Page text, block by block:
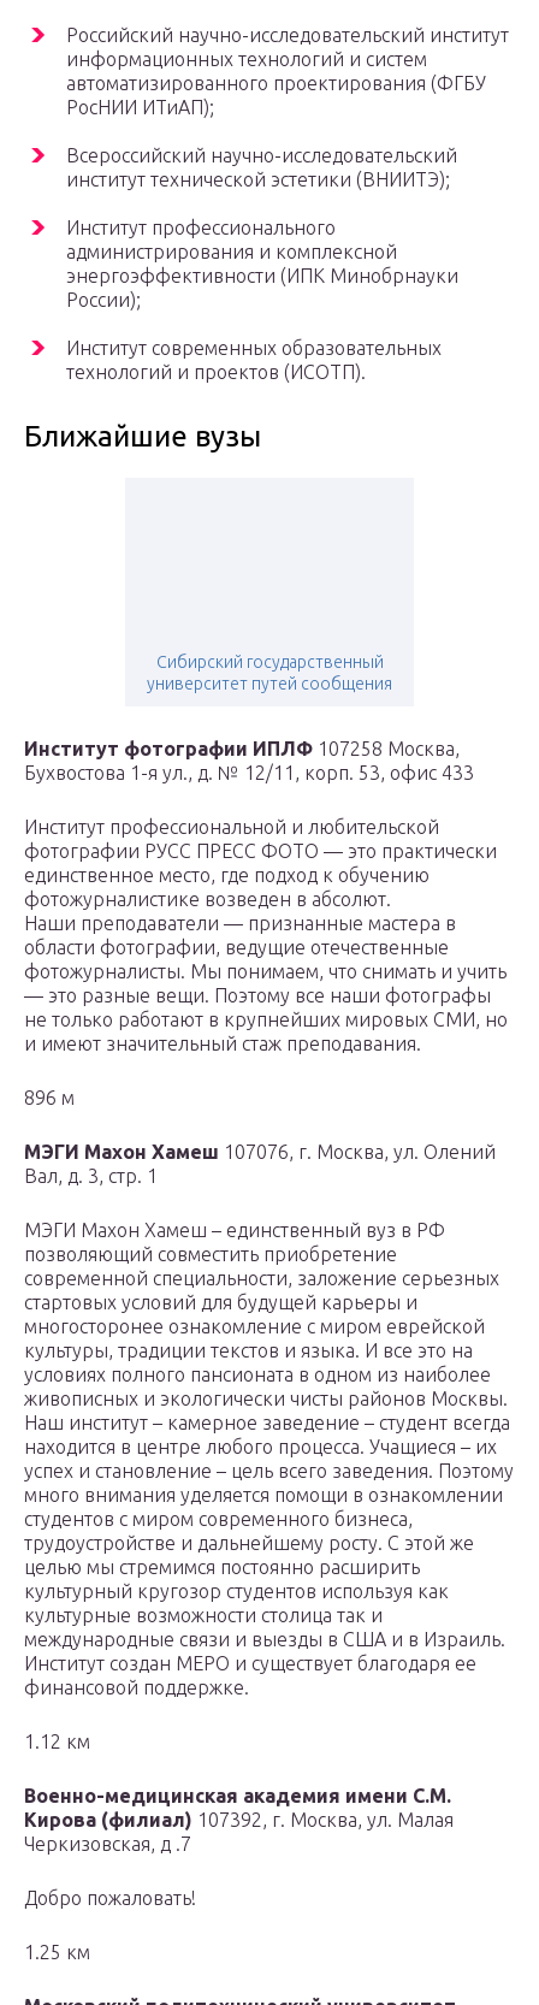
Российский научно-исследовательский институт
информационных технологий и систем
автоматизированного проектирования (ФГБУ
РосНИИ ИТиАП);
Всероссийский научно-исследовательский
институт технической эстетики (ВНИИТЭ);
Институт профессионального
администрирования и комплексной
энергоэффективности (ИПК Минобрнауки
России);
Институт современных образовательных
технологий и проектов (ИСОТП).
Ближайшие вузы
Сибирский государственный
университет путей сообщения
Институт фотографии ИПЛФ 107258 Москва,
Бухвостова 1-я ул., д. № 12/11, корп. 53, офис 433
Институт профессиональной и любительской
фотографии РУСС ПРЕСС ФОТО — это практически
единственное место, где подход к обучению
фотожурналистике возведен в абсолют.
Наши преподаватели — признанные мастера в
области фотографии, ведущие отечественные
фотожурналисты. Мы понимаем, что снимать и учить
— это разные вещи. Поэтому все наши фотографы
не только работают в крупнейших мировых СМИ, но
и имеют значительный стаж преподавания.
896 м
МЭГИ Махон Хамеш 107076, г. Москва, ул. Олений
Вал, д. 3, стр. 1
МЭГИ Махон Хамеш – единственный вуз в РФ
позволяющий совместить приобретение
современной специальности, заложение серьезных
стартовых условий для будущей карьеры и
многосторонее ознакомление с миром еврейской
культуры, традиции текстов и языка. И все это на
условиях полного пансионата в одном из наиболее
живописных и экологически чисты районов Москвы.
Наш институт – камерное заведение – студент всегда
находится в центре любого процесса. Учащиеся – их
успех и становление – цель всего заведения. Поэтому
много внимания уделяется помощи в ознакомлении
студентов с миром современного бизнеса,
трудоустройстве и дальнейшему росту. С этой же
целью мы стремимся постоянно расширить
культурный кругозор студентов используя как
культурные возможности столица так и
международные связи и выезды в США и в Израиль.
Институт создан МЕРО и существует благодаря ее
финансовой поддержке.
1.12 км
Военно-медицинская академия имени С.М.
Кирова (филиал) 107392, г. Москва, ул. Малая
Черкизовская, д .7
Добро пожаловать!
1.25 км